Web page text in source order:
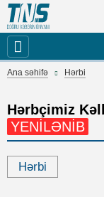
Ana səhifə Hərbi
Hərbçimiz
YENİLƏNİB
Hərbi